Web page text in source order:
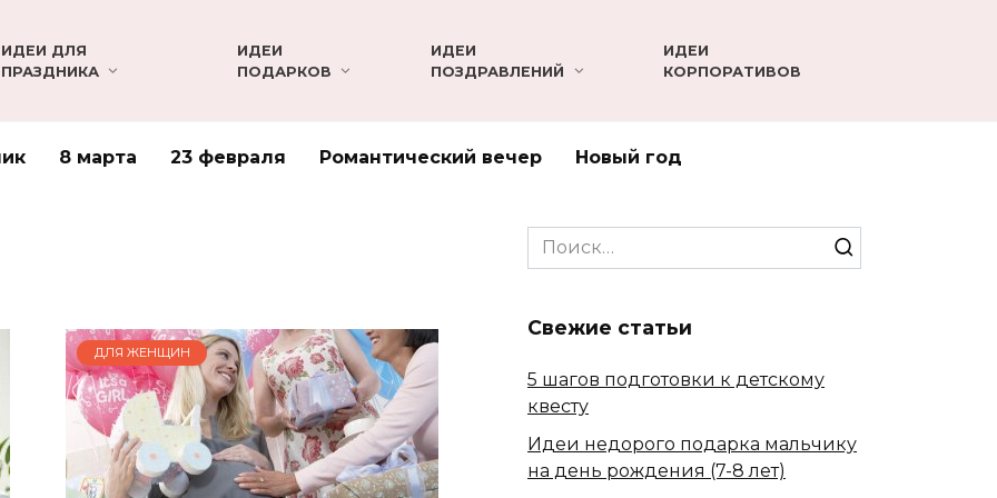
ИДЕИ ДЛЯ
ПРАЗДНИКА
ИДЕИ
ПОДАРКОВ
ИДЕИ
ПОЗДРАВЛЕНИЙ
ИДЕИ
КОРПОРАТИВОВ
8 марта 23 февраля Романтический вечер Новый год
ДЛЯ ЖЕНЩИН
Search
for:
Свежие статьи
5 шагов подготовки к детскому
квесту
Идеи недорого подарка мальчику
на день рождения (7-8 лет)